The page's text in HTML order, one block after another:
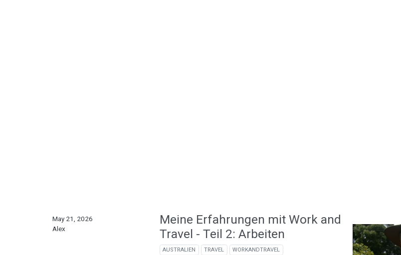
Meine Erfahrungen mit Work and
Travel - Teil 2: Arbeiten
AUSTRALIEN TRAVEL WORKANDTRAVEL
May 21, 2026
Alex